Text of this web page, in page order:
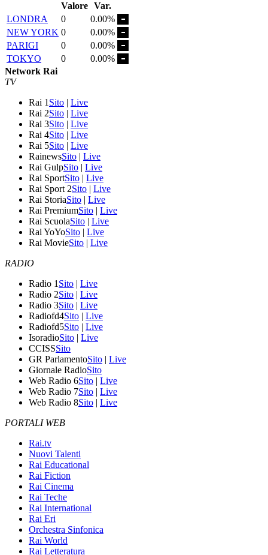
Valore Var.
LONDRA
0
0.00%
NEW YORK 0
0.00%
PARIGI
0
0.00%
TOKYO
0
0.00%
Network Rai
TV
Rai 1 Sito | Live
Rai 2Sito | Live
Rai 3Sito | Live
Rai 4Sito | Live
Rai 5Sito | Live
RainewsSito | Live
Rai GulpSito | Live
Rai SportSito | Live
Rai Sport 2Sito | Live
Rai StoriaSito | Live
Rai PremiumSito | Live
Rai ScuolaSito | Live
Rai YoYoSito | Live
Rai MovieSito | Live
RADIO
Radio 1 Sito | Live
Radio 2Sito | Live
Radio 3Sito | Live
Radiofd4Sito | Live
Radiofd5Sito | Live
IsoradioSito | Live
CCISSSito
GR ParlamentoSito | Live
Giornale RadioSito
Web Radio 6Sito | Live
Web Radio 7Sito | Live
Web Radio 8Sito | Live
PORTALI WEB
Rai.tv
Nuovi Talenti
Rai Educational
Rai Fiction
Rai Cinema
Rai Teche
Rai International
Rai Eri
Orchestra Sinfonica
Rai World
Rai Letteratura